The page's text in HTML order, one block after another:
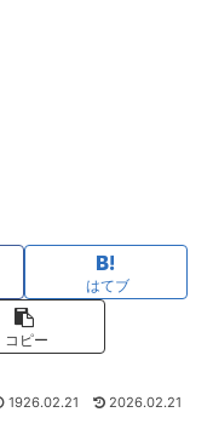
はてブ
コピー
1926.02.21 2026.02.21